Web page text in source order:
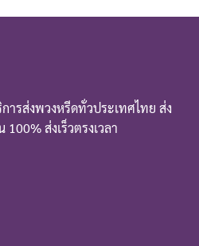
ารส่งพวงหรีดทั่วประเทศไทย ส่ง
ส่งเร็วตรงเวลา